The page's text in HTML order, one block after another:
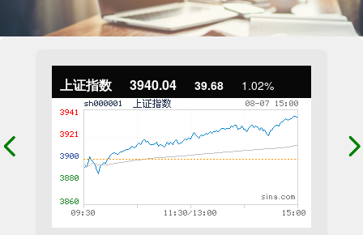
上证指数 3940.04 39.68 1.02%